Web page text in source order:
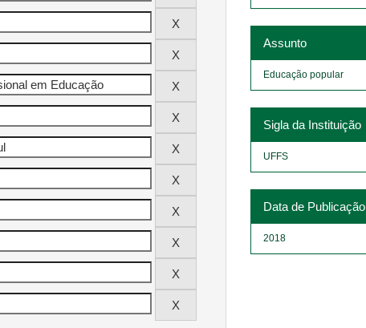
Assunto
Educação popular
Sigla da Instituição
UFFS
Data de Publicação
2018